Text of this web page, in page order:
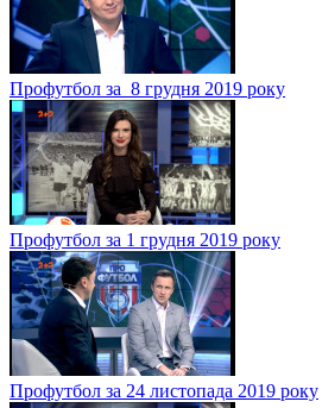
Профутбол за 8 грудня 2019 року
Профутбол за 1 грудня 2019 року
Профутбол за 24 листопада 2019 року